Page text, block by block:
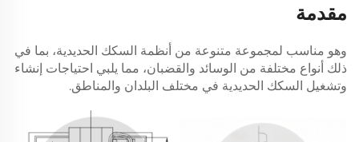
مقدمة
وهو مناسب لمجموعة متنوعة من أنظمة السكك الحديدية، بما في
ذلك أنواع مختلفة من الوسائد والقضبان، مما يلبي احتياجات إنشاء
وتشغيل السكك الحديدية في مختلف البلدان والمناطق.